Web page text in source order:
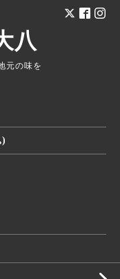
八
元の味を